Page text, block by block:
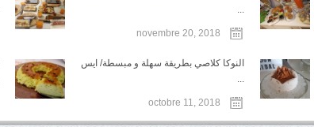
novembre 20, 2018
النوكا كلاصي بطريقة سهلة و مبسطة/ ايس
octobre 11, 2018